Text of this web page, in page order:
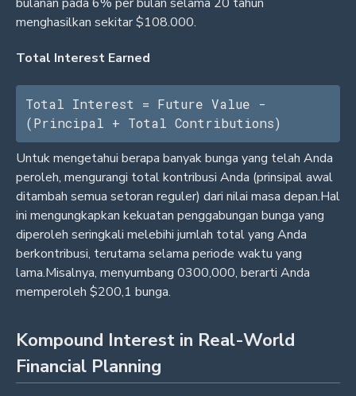
menghasilkan sekitar $108.000.
Total Interest Earned
Total Interest = Future Value -
(Principal + Total Contributions)
Untuk mengetahui berapa banyak bunga yang telah Anda
peroleh, mengurangi total kontribusi Anda (prinsipal awal
ditambah semua setoran reguler) dari nilai masa depan.Hal
ini mengungkapkan kekuatan penggabungan bunga yang
diperoleh seringkali melebihi jumlah total yang Anda
berkontribusi, terutama selama periode waktu yang
lama.Misalnya, menyumbang 0300,000, berarti Anda
memperoleh $200,1 bunga.
Kompound Interest in Real-World
Financial Planning